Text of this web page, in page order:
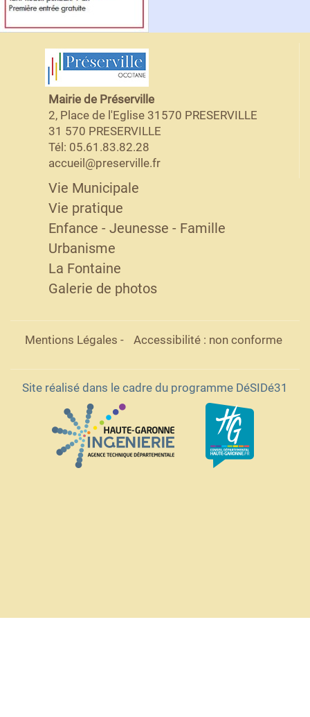
Mairie de Préserville
2, Place de l'Eglise 31570 PRESERVILLE
31 570 PRESERVILLE
Tél: 05.61.83.82.28
accueil@preserville.fr
Vie Municipale
Vie pratique
Enfance - Jeunesse - Famille
Urbanisme
La Fontaine
Galerie de photos
Mentions Légales - Accessibilité : non conforme
Site réalisé dans le cadre du programme DéSIDé31